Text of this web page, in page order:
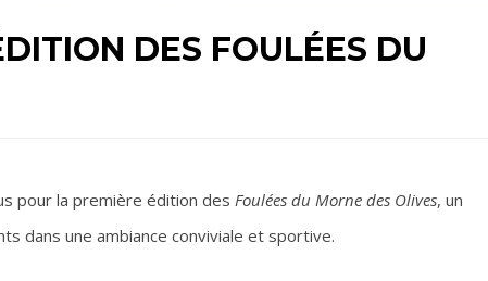
DES FOULÉES DU
pour la première édition des Foulées du Morne des Olives, un
dans une ambiance conviviale et sportive.